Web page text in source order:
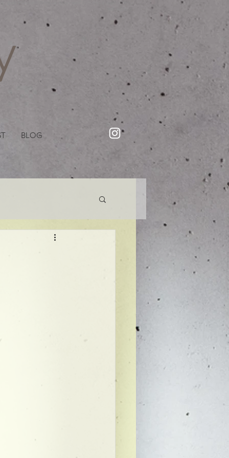
室・美容院【Creww KYOTO (クルー)】【cozy creww(コージークルー)】 京都市 ヘアサロン​
BLOG